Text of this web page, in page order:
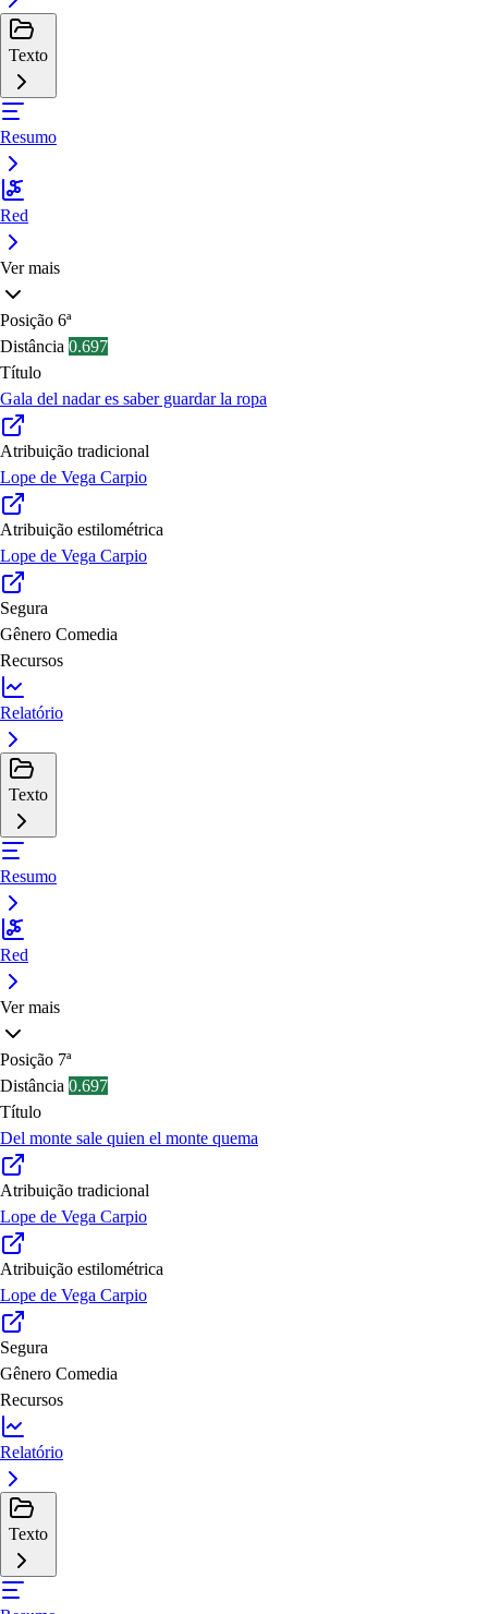
Texto
Resumo
Red
Ver mais
Posição 6ª
Distância 0.697
Título
Gala del nadar es saber guardar la ropa
Atribuição tradicional
Lope de Vega Carpio
Atribuição estilométrica
Lope de Vega Carpio
Segura
Gênero Comedia
Recursos
Relatório
Texto
Resumo
Red
Ver mais
Posição 7ª
Distância 0.697
Título
Del monte sale quien el monte quema
Atribuição tradicional
Lope de Vega Carpio
Atribuição estilométrica
Lope de Vega Carpio
Segura
Gênero Comedia
Recursos
Relatório
Texto